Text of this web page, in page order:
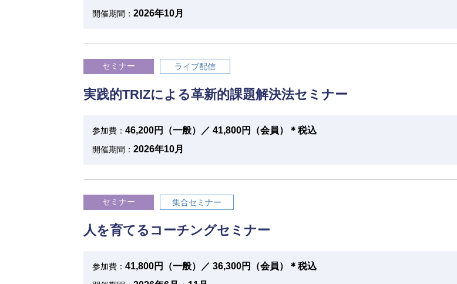
開催期間： 2026年10月
セミナー ライブ配信
実践的TRIZによる革新的課題解決法セミナー
参加費： 46,200円（一般）／ 41,800円（会員）＊税込
開催期間： 2026年10月
セミナー 集合セミナー
人を育てるコーチングセミナー
参加費： 41,800円（一般）／ 36,300円（会員）＊税込